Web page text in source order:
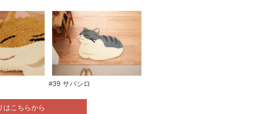
#39 サバシロ
はこちらから